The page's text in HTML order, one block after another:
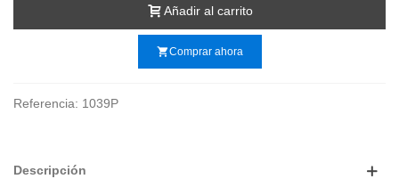
Añadir al carrito
shopping_cartComprar ahora
Referencia: 1039P
Descripción